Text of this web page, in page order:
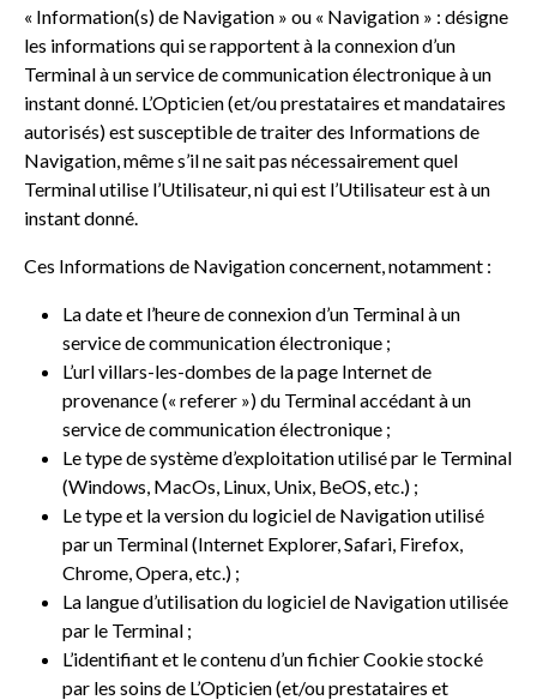
« Information(s) de Navigation » ou « Navigation » : désigne
les informations qui se rapportent à la connexion d’un
Terminal à un service de communication électronique à un
instant donné. L’Opticien (et/ou prestataires et mandataires
autorisés) est susceptible de traiter des Informations de
Navigation, même s’il ne sait pas nécessairement quel
Terminal utilise l’Utilisateur, ni qui est l’Utilisateur est à un
instant donné.
Ces Informations de Navigation concernent, notamment :
La date et l’heure de connexion d’un Terminal à un
service de communication électronique ;
L’url villars-les-dombes de la page Internet de
provenance (« referer ») du Terminal accédant à un
service de communication électronique ;
Le type de système d’exploitation utilisé par le Terminal
(Windows, MacOs, Linux, Unix, BeOS, etc.) ;
Le type et la version du logiciel de Navigation utilisé
par un Terminal (Internet Explorer, Safari, Firefox,
Chrome, Opera, etc.) ;
La langue d’utilisation du logiciel de Navigation utilisée
par le Terminal ;
L’identifiant et le contenu d’un fichier Cookie stocké
par les soins de L’Opticien (et/ou prestataires et